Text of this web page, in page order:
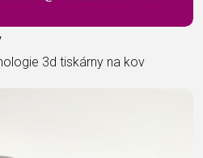
3d tiskárny na kov